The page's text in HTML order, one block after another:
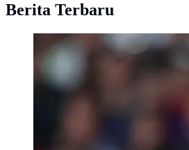
Berita Terbaru